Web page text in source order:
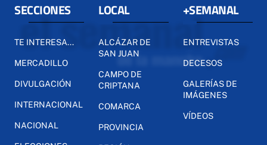
SECCIONES
TE INTERESA...
MERCADILLO
DIVULGACIÓN
INTERNACIONAL
NACIONAL
LOCAL
ALCÁZAR DE
SAN JUAN
CAMPO DE
CRIPTANA
COMARCA
PROVINCIA
+SEMANAL
ENTREVISTAS
DECESOS
GALERÍAS DE
IMÁGENES
VÍDEOS